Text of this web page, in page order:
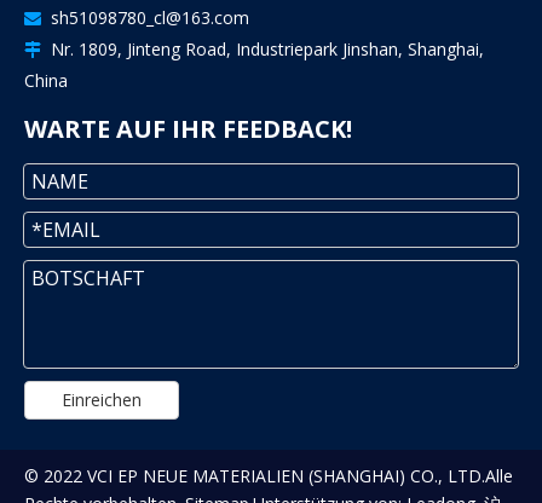
 sh51098780_cl@163.com

Nr. 1809, Jinteng Road, Industriepark Jinshan, Shanghai,
China
WARTE AUF IHR FEEDBACK!
Einreichen
© 2022 VCI EP NEUE MATERIALIEN (SHANGHAI) CO., LTD.Alle